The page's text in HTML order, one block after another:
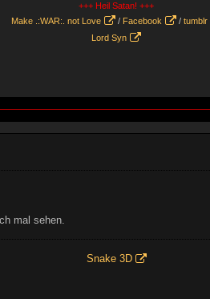
+++ Heil Satan! +++
Make .:WAR:. not Love
/Facebook / tumblr
Lord Syn
mal sehen.
Snake 3D